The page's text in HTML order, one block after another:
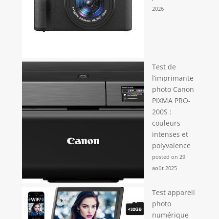
Vidéo Multifonction】Cette Vlog caméra 4K prend
en charge des fonctions telles que
l'enregistrement en boucle, l'enregistrement par
intervalles, la pause, etc. Elle offre également
immortalisiez des moments sportifs ou votre
quotidien, elle répondra facilement à vos
différents besoins d'enregistrement.
2026
Test de
l’imprimante
photo Canon
PIXMA PRO-
200S :
couleurs
intenses et
polyvalence
posted on 29
août 2025
Test appareil
photo
numérique